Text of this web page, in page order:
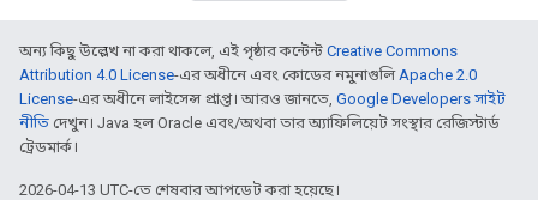
অন্য কিছু উল্লেখ না করা থাকলে, এই পৃষ্ঠার কন্টেন্ট Creative Commons
Attribution 4.0 License-এর অধীনে এবং কোডের নমুনাগুলিApache 2.0
License-এর অধীনে লাইসেন্স প্রাপ্ত। আরও জানতে, Google Developers সাইট
নীতি দেখুন। Java হল Oracle এবং/অথবা তার অ্যাফিলিয়েট সংস্থার রেজিস্টার্ড
ট্রেডমার্ক।
2026-04-13 UTC-তে শেষবার আপডেট করা হয়েছে।